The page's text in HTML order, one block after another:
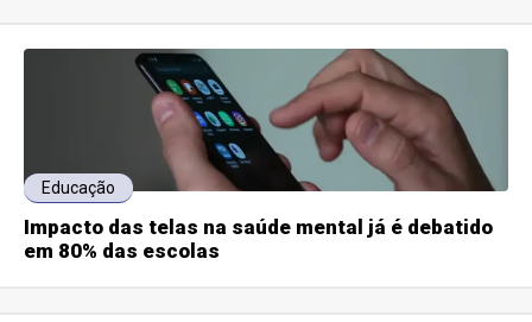
Educação
Impacto das telas na saúde mental já é debatido
em 80% das escolas